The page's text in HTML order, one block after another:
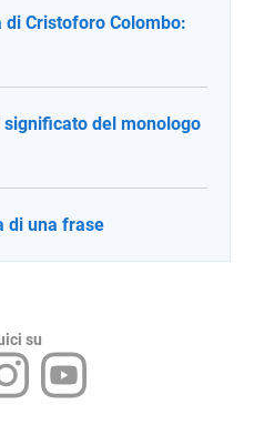
di Cristoforo Colombo:
significato del monologo
di una frase
su